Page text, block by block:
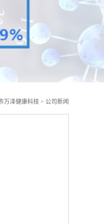
万泽健康科技 > 公司新闻